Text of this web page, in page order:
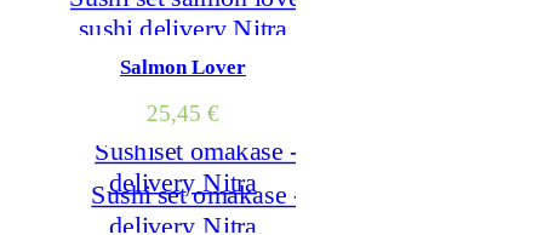
Salmon Lover
25,45 €